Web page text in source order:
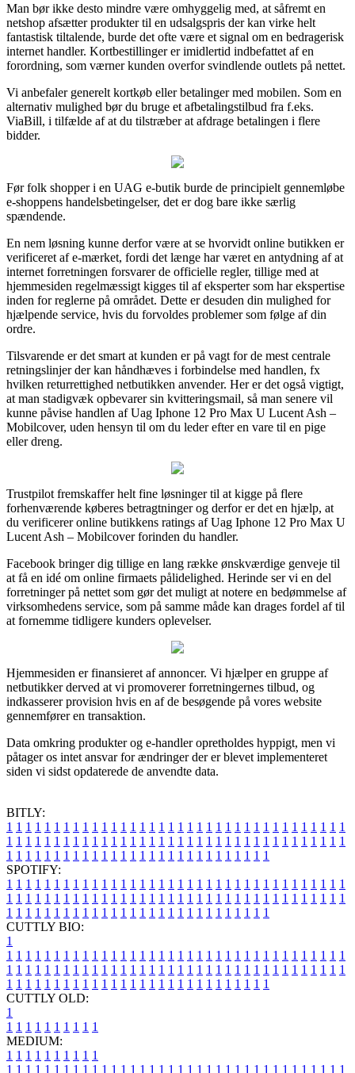
Man bør ikke desto mindre være omhyggelig med, at såfremt en
netshop afsætter produkter til en udsalgspris der kan virke helt
fantastisk tiltalende, burde det ofte være et signal om en bedragerisk
internet handler. Kortbestillinger er imidlertid indbefattet af en
forordning, som værner kunden overfor svindlende outlets på nettet.
Vi anbefaler generelt kortkøb eller betalinger med mobilen. Som en
alternativ mulighed bør du bruge et afbetalingstilbud fra f.eks.
ViaBill, i tilfælde af at du tilstræber at afdrage betalingen i flere
bidder.
Før folk shopper i en UAG e-butik burde de principielt gennemløbe
e-shoppens handelsbetingelser, det er dog bare ikke særlig
spændende.
En nem løsning kunne derfor være at se hvorvidt online butikken er
verificeret af e-mærket, fordi det længe har været en antydning af at
internet forretningen forsvarer de officielle regler, tillige med at
hjemmesiden regelmæssigt kigges til af eksperter som har ekspertise
inden for reglerne på området. Dette er desuden din mulighed for
hjælpende service, hvis du forvoldes problemer som følge af din
ordre.
Tilsvarende er det smart at kunden er på vagt for de mest centrale
retningslinjer der kan håndhæves i forbindelse med handlen, fx
hvilken returrettighed netbutikken anvender. Her er det også vigtigt,
at man stadigvæk opbevarer sin kvitteringsmail, så man senere vil
kunne påvise handlen af Uag Iphone 12 Pro Max U Lucent Ash –
Mobilcover, uden hensyn til om du leder efter en vare til en pige
eller dreng.
Trustpilot fremskaffer helt fine løsninger til at kigge på flere
forhenværende køberes betragtninger og derfor er det en hjælp, at
du verificerer online butikkens ratings af Uag Iphone 12 Pro Max U
Lucent Ash – Mobilcover forinden du handler.
Facebook bringer dig tillige en lang række ønskværdige genveje til
at få en idé om online firmaets pålidelighed. Herinde ser vi en del
forretninger på nettet som gør det muligt at notere en bedømmelse af
virksomhedens service, som på samme måde kan drages fordel af til
at fornemme tidligere kunders oplevelser.
Hjemmesiden er finansieret af annoncer. Vi hjælper en gruppe af
netbutikker derved at vi promoverer forretningernes tilbud, og
indkasserer provision hvis en af de besøgende på vores website
gennemfører en transaktion.
Data omkring produkter og e-handler opretholdes hyppigt, men vi
påtager os intet ansvar for ændringer der er blevet implementeret
siden vi sidst opdaterede de anvendte data.
BITLY:
1 1 1 1 1 1 1 1 1 1 1 1 1 1 1 1 1 1 1 1 1 1 1 1 1 1 1 1 1 1 1 1 1 1 1 1
1 1 1 1 1 1 1 1 1 1 1 1 1 1 1 1 1 1 1 1 1 1 1 1 1 1 1 1 1 1 1 1 1 1 1 1
1 1 1 1 1 1 1 1 1 1 1 1 1 1 1 1 1 1 1 1 1 1 1 1 1 1 1 1
SPOTIFY:
1 1 1 1 1 1 1 1 1 1 1 1 1 1 1 1 1 1 1 1 1 1 1 1 1 1 1 1 1 1 1 1 1 1 1 1
1 1 1 1 1 1 1 1 1 1 1 1 1 1 1 1 1 1 1 1 1 1 1 1 1 1 1 1 1 1 1 1 1 1 1 1
1 1 1 1 1 1 1 1 1 1 1 1 1 1 1 1 1 1 1 1 1 1 1 1 1 1 1 1
CUTTLY BIO:
1
1 1 1 1 1 1 1 1 1 1 1 1 1 1 1 1 1 1 1 1 1 1 1 1 1 1 1 1 1 1 1 1 1 1 1 1
1 1 1 1 1 1 1 1 1 1 1 1 1 1 1 1 1 1 1 1 1 1 1 1 1 1 1 1 1 1 1 1 1 1 1 1
1 1 1 1 1 1 1 1 1 1 1 1 1 1 1 1 1 1 1 1 1 1 1 1 1 1 1 1
CUTTLY OLD:
1
1 1 1 1 1 1 1 1 1 1
MEDIUM:
1 1 1 1 1 1 1 1 1 1
1 1 1 1 1 1 1 1 1 1 1 1 1 1 1 1 1 1 1 1 1 1 1 1 1 1 1 1 1 1 1 1 1 1 1 1